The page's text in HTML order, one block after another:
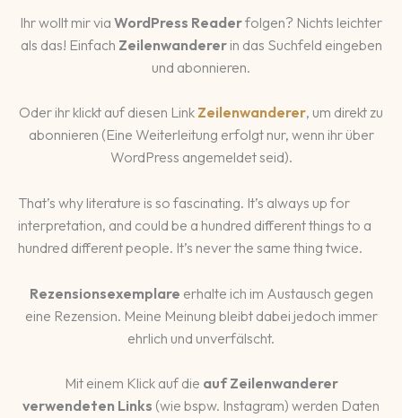
Ihr wollt mir via WordPress Readerfolgen? Nichts leichter
als das! Einfach Zeilenwandererin das Suchfeld eingeben
und abonnieren.
Oder ihr klickt auf diesen Link Zeilenwanderer, um direkt zu
abonnieren (Eine Weiterleitung erfolgt nur, wenn ihr über
WordPress angemeldet seid).
That’s why literature is so fascinating. It’s always up for
interpretation, and could be a hundred different things to a
hundred different people. It’s never the same thing twice.
Rezensionsexemplare erhalte ich im Austausch gegen
eine Rezension. Meine Meinung bleibt dabei jedoch immer
ehrlich und unverfälscht.
Mit einem Klick auf die auf Zeilenwanderer
verwendeten Links (wie bspw. Instagram) werden Daten